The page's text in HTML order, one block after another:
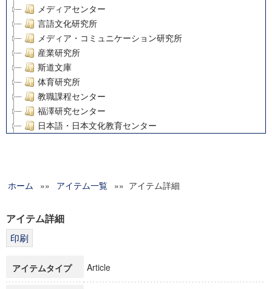
メディアセンター
言語文化研究所
メディア・コミュニケーション研究所
産業研究所
斯道文庫
体育研究所
教職課程センター
福澤研究センター
日本語・日本文化教育センター
グローバルリサーチインスティテュート
科学研究費補助金研究成果報告書
博士課程教育リーディングプログラム「超成熟社会発展のサ
ホーム »» アイテム一覧 »» アイテム詳細
アイテム詳細
アイテムタイプ Article